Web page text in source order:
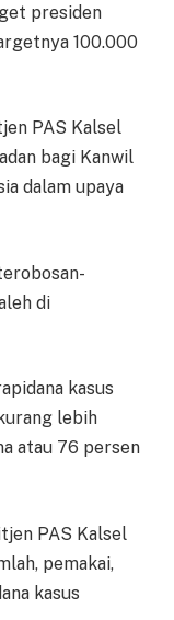
presiden
100.000
PAS Kalsel
bagi Kanwil
dalam upaya
di
kasus
lebih
atau 76 persen
PAS Kalsel
pemakai,
kasus